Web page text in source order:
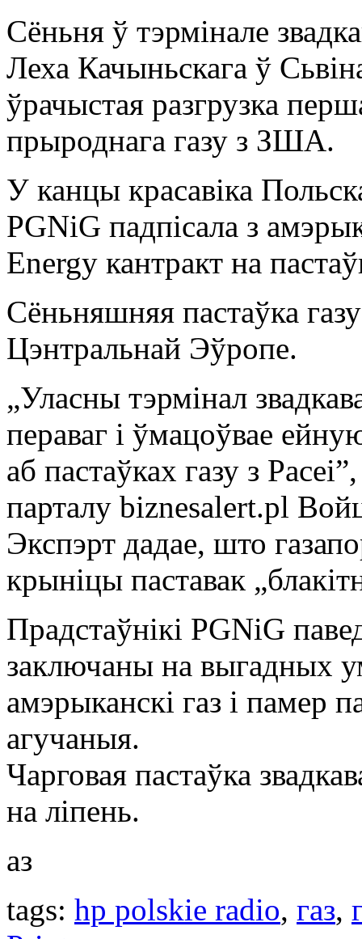
Сёньня ў тэрмінале
Леха Качыньскага ў
ўрачыстая разгрузка
прыроднага газу з ЗША.
У канцы красавіка
PGNiG падпісала з
Energy кантракт на
Сёньняшняя пастаўка
Цэнтральнай Эўропе.
„Уласны тэрмінал
пераваг і ўмацоўвае
аб пастаўках газу з
парталу biznesalert.pl
Экспэрт дадае, што
крыніцы паставак
Прадстаўнікі PGNiG
заключаны на выгадных
амэрыканскі газ і памер
агучаныя.
Чарговая пастаўка
на ліпень.
аз
tags: hp polskie radio, газ,